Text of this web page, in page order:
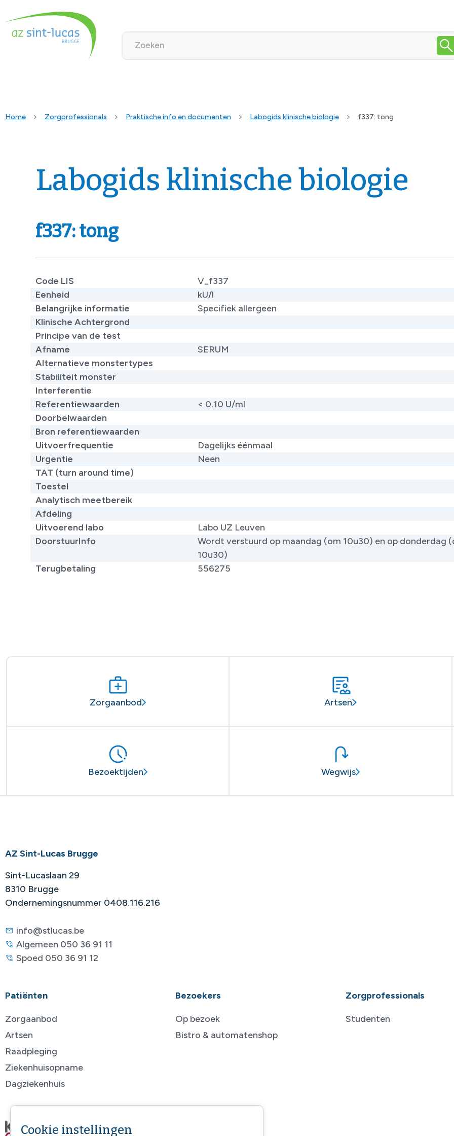
Home Zorgprofessionals Praktische info en documenten Labogids klinische biologie f337: tong
Labogids klinische biologie
f337: tong
Code LIS
V_f337
Eenheid
kU/l
Belangrijke informatie
Specifiek allergeen
Klinische Achtergrond
Principe van de test
Afname
SERUM
Alternatieve monstertypes
Stabiliteit monster
Interferentie
Referentiewaarden
< 0.10 U/ml
Doorbelwaarden
Bron referentiewaarden
Uitvoerfrequentie
Dagelijks éénmaal
Urgentie
Neen
TAT (turn around time)
Toestel
Analytisch meetbereik
Afdeling
Uitvoerend labo
Labo UZ Leuven
DoorstuurInfo
Wordt verstuurd op maandag (om 10u30) en op donderdag
10u30)
Terugbetaling
556275
Zorgaanbod Artsen
Bezoektijden Wegwijs
AZ Sint-Lucas Brugge
Sint-Lucaslaan 29
8310 Brugge
Ondernemingsnummer 0408.116.216
info@stlucas.be
Algemeen 050 36 91 11
Spoed 050 36 91 12
Patiënten
Zorgaanbod
Artsen
Raadpleging
Ziekenhuisopname
Dagziekenhuis
Bezoekers
Op bezoek
Bistro & automatenshop
Zorgprofessionals
Studenten
Cookie instellingen